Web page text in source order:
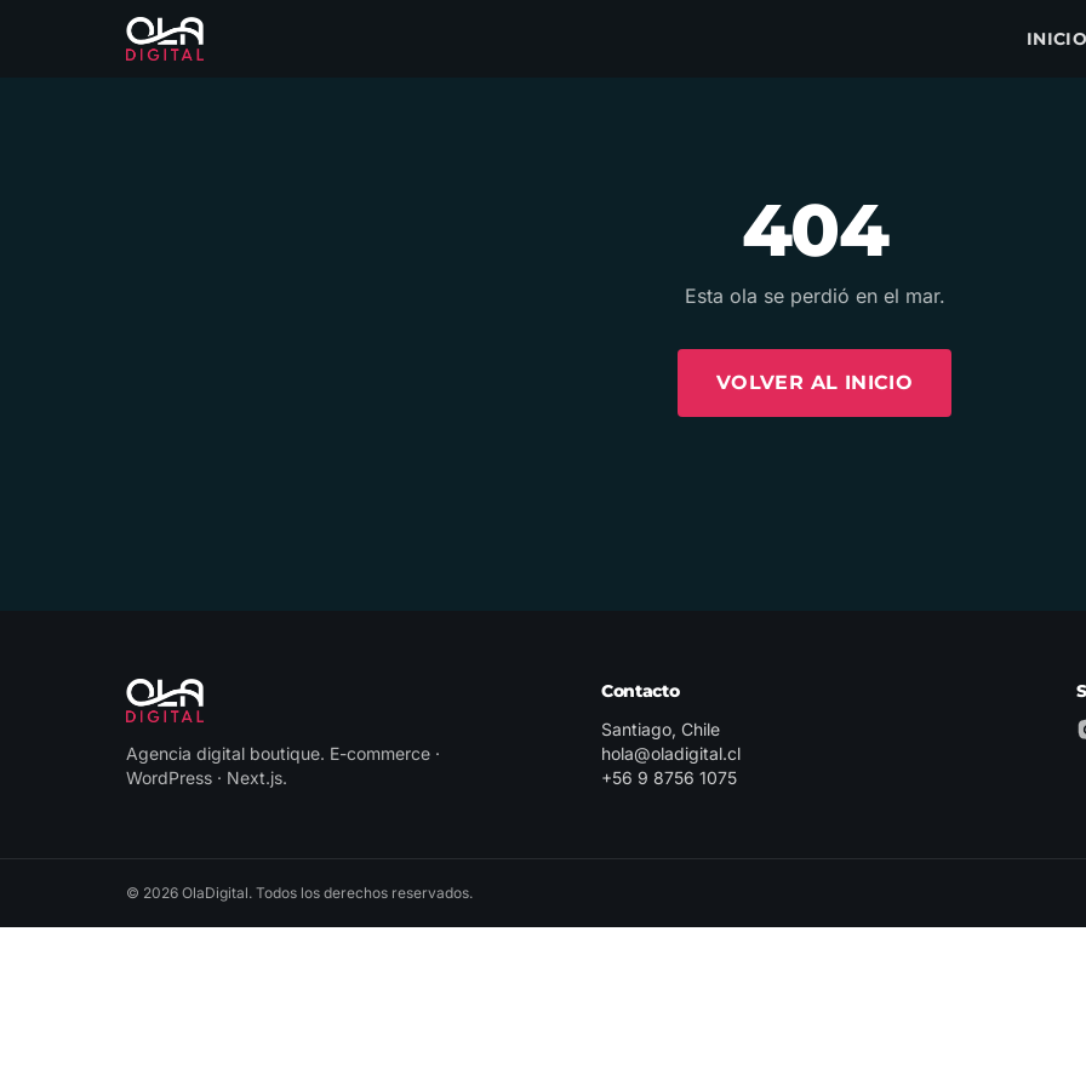
404
Esta ola se perdió en el mar.
VOLVER AL INICIO
Agencia digital boutique. E-commerce ·
WordPress · Next.js.
Contacto
Santiago, Chile
hola@oladigital.cl
+56 9 8756 1075
© 2026 OlaDigital. Todos los derechos reservados.